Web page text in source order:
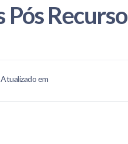
Pós Recurso
em